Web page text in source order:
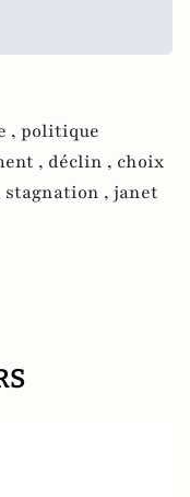
, politique
, déclin , choix
stagnation , janet